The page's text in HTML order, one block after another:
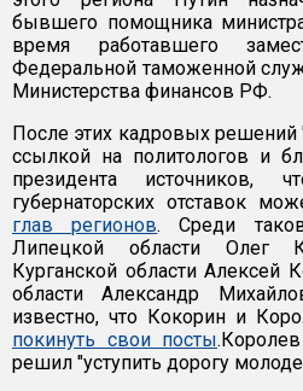
бывшего помощника
время работавшего
Федеральной таможенной
Министерства финансов РФ.
После этих кадровых решений
ссылкой на политологов и
президента источников,
губернаторских отставок
глав регионов. Среди
Липецкой области Олег
Курганской области Алексей
области Александр
известно, что Кокорин и
покинуть свои посты
решил "уступить дорогу